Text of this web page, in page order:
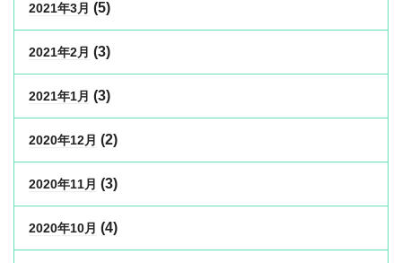
2021年3月 (5)
2021年2月 (3)
2021年1月 (3)
2020年12月 (2)
2020年11月 (3)
2020年10月 (4)